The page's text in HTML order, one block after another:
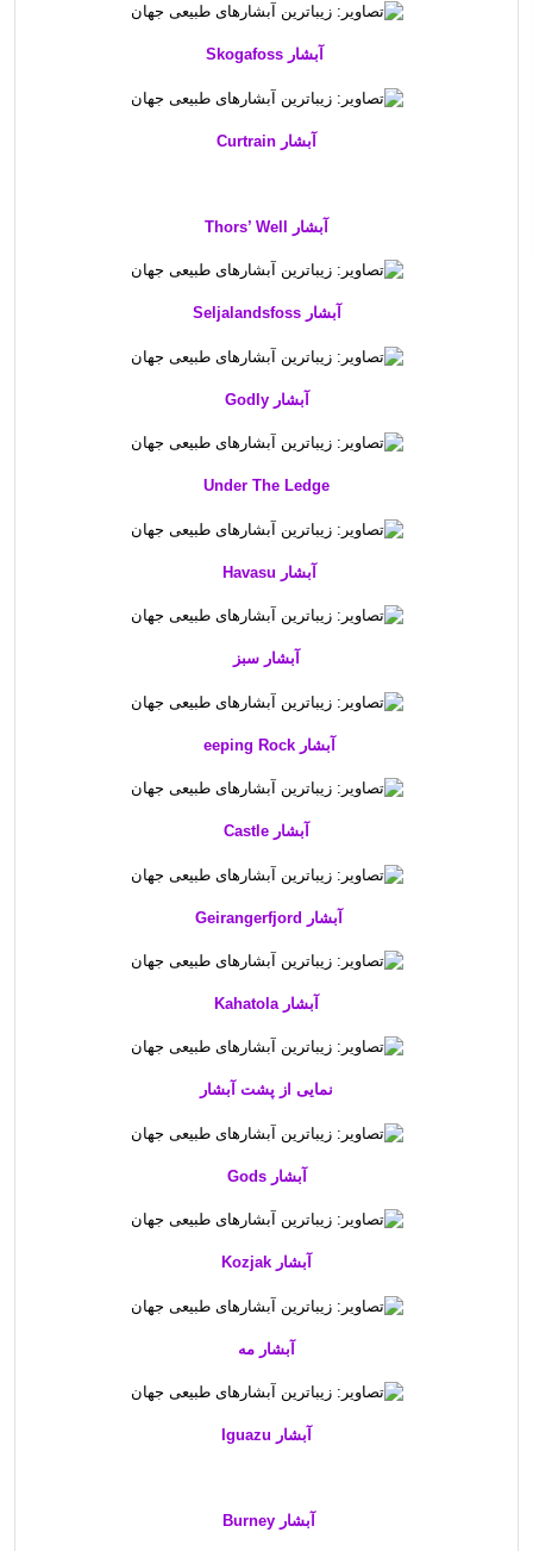
آبشار Skogafoss
آبشار Curtrain
آبشار Thors’ Well
آبشار Seljalandsfoss
آبشار Godly
Under The Ledge
آبشار Havasu
آبشار سبز
آبشار eeping Rock
آبشار Castle
آبشار Geirangerfjord
آبشار Kahatola
نمایی از پشت آبشار
آبشار Gods
آبشار Kozjak
آبشار مه
آبشار Iguazu
آبشار Burney